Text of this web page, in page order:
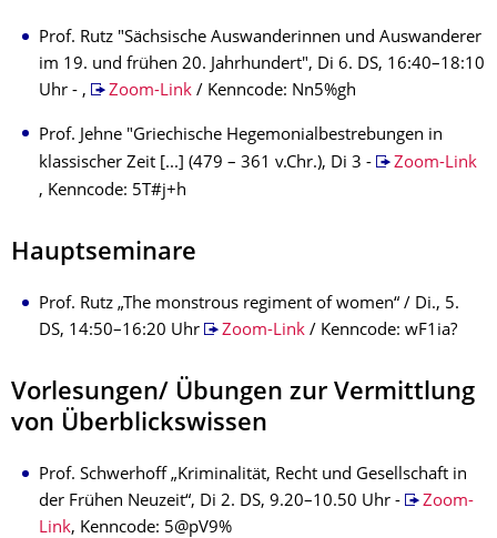
Prof. Rutz "Sächsische Auswanderinnen und Auswanderer
im 19. und frühen 20. Jahrhundert", Di 6. DS, 16:40–18:10
Uhr - ,
Zoom-Link/ Kenncode: Nn5%gh
Prof. Jehne "Griechische Hegemonialbestrebungen in
klassischer Zeit [...] (479 – 361 v.Chr.), Di 3 -
Zoom-Link
, Kenncode: 5T#j+h
Hauptseminare
Prof. Rutz „The monstrous regiment of women“ / Di., 5.
DS, 14:50–16:20 Uhr
Zoom-Link/ Kenncode: wF1ia?
Vorlesungen/ Übungen zur Vermittlung
von Überblickswissen
Prof. Schwerhoff „Kriminalität, Recht und Gesellschaft in
der Frühen Neuzeit“, Di 2. DS, 9.20–10.50 Uhr -
Zoom-
Link, Kenncode: 5@pV9%